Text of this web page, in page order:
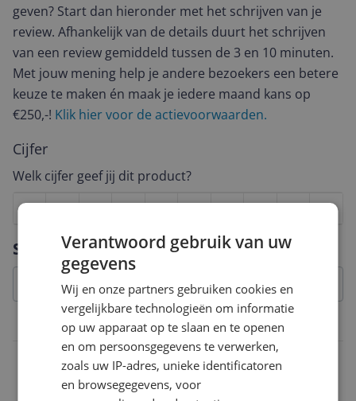
Specificaties
Mogelijke vereisten instellen en gebruik
Bluetooth vereist
geven? Start dan hieronder met het schrijven van je
review. Afhankelijk van de details duurt het schrijven
van een review gemiddeld tussen de 3 en 10 minuten.
Met jouw mening help je andere bezoekers een betere
keuze te maken én maak je iedere maand kans op
€250,-! Klik hier voor de actievoorwaarden.
Cijfer
Welk cijfer geef jij dit product?
10
9
8
7
6
5
4
3
2
1
Vraag 1 van 4
Verantwoord gebruik van uw
gegevens
Wij en onze partners gebruiken cookies en
vergelijkbare technologieën om informatie
op uw apparaat op te slaan en te openen
en om persoonsgegevens te verwerken,
zoals uw IP-adres, unieke identificatoren
en browsegegevens, voor